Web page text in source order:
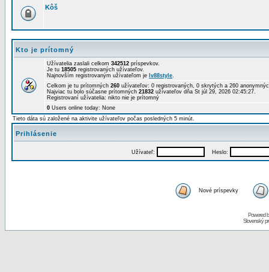
Kôš
Kto je prítomný
Užívatelia zaslali celkom 342512 príspevkov.
Je tu 18505 registrovaných užívateľov.
Najnovším registrovaným užívateľom je lv88style.
Celkom je tu prítomných 260 užívateľov: 0 registrovaných, 0 skrytých a 260
Najviac tu bolo súčasne prítomných 21832 užívateľov dňa St júl 29, 2026 02:45:27.
Registrovaní užívatelia: nikto nie je prítomný
0 Users online today: None
Tieto dáta sú založené na aktivite užívateľov počas posledných 5 minút.
Prihlásenie
Užívateľ: Heslo:
Nové príspevky
Powered
Slovenský